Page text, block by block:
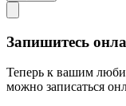
Запишитесь
Теперь к вашим
можно записаться